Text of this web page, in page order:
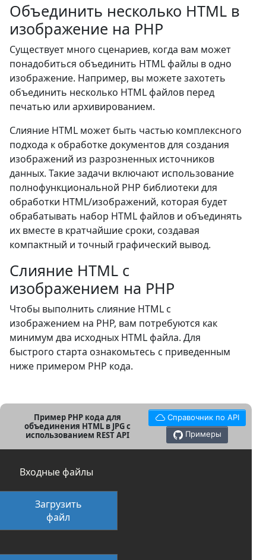
Объединить несколько HTML в
изображение на PHP
Существует много сценариев, когда вам может
понадобиться объединить HTML файлы в одно
изображение. Например, вы можете захотеть
объединить несколько HTML файлов перед
печатью или архивированием.
Слияние HTML может быть частью комплексного
подхода к обработке документов для создания
изображений из разрозненных источников
данных. Такие задачи включают использование
полнофункциональной PHP библиотеки для
обработки HTML/изображений, которая будет
обрабатывать набор HTML файлов и объединять
их вместе в кратчайшие сроки, создавая
компактный и точный графический вывод.
Слияние HTML с
изображением на PHP
Чтобы выполнить слияние HTML с
изображением на PHP, вам потребуются как
минимум два исходных HTML файла. Для
быстрого старта ознакомьтесь с приведенным
ниже примером PHP кода.
Пример PHP кода для
объединения HTML в JPG с
использованием REST API
Справочник по API
Примеры
Входные файлы
Загрузить
файл